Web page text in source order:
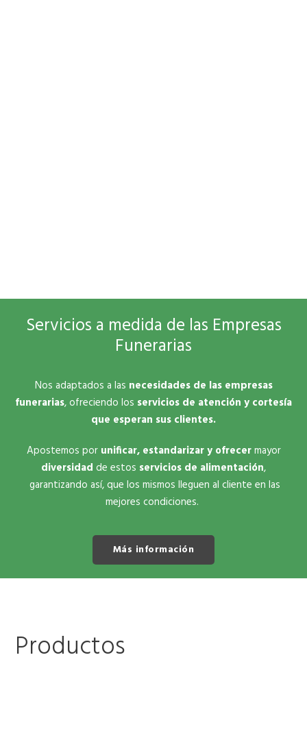
Servicios a medida de las Empresas
Funerarias
Nos adaptados a las necesidades de las empresas
funerarias, ofreciendo los servicios de atención y cortesía
que esperan sus clientes.
Apostemos por unificar, estandarizar y ofrecermayor
diversidad de estos servicios de alimentación,
garantizando así, que los mismos lleguen al cliente en las
mejores condiciones.
Más información
Productos